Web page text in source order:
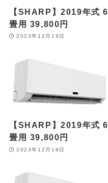
【SHARP】2019年式 6
畳用 39,800円
2023年12月19日
【SHARP】2019年式 6
畳用 39,800円
2023年12月19日